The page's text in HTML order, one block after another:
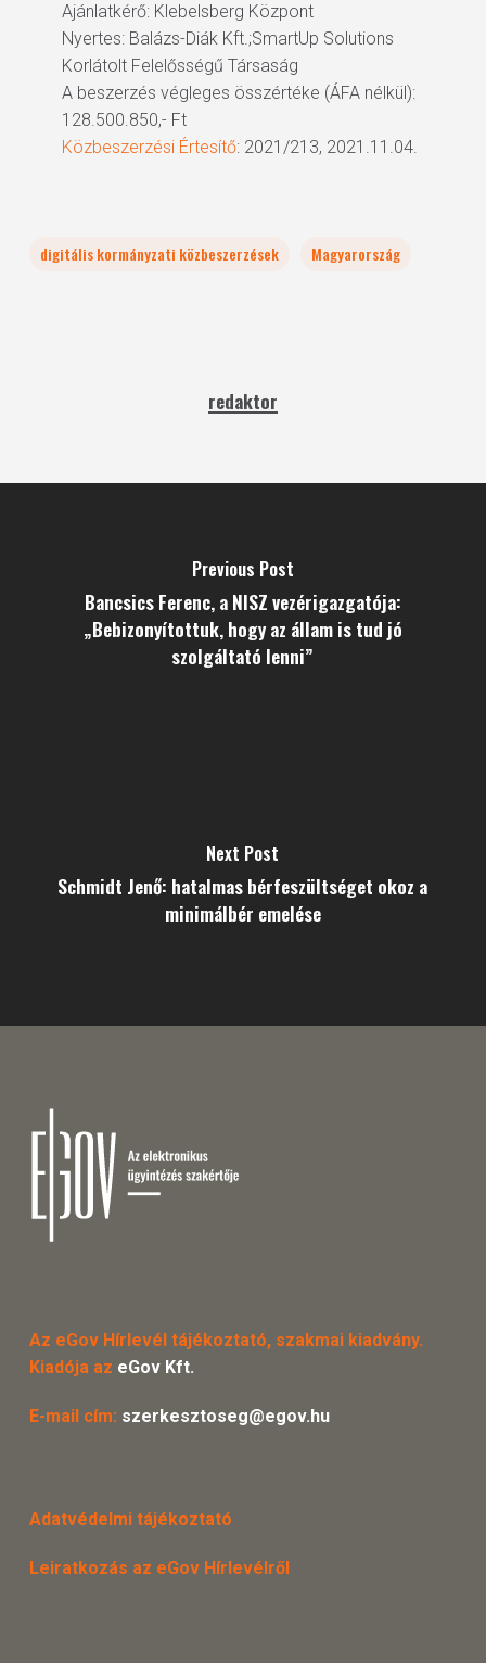
Ajánlatkérő: Klebelsberg Központ
Nyertes: Balázs-Diák Kft.;SmartUp Solutions
Korlátolt Felelősségű Társaság
A beszerzés végleges összértéke (ÁFA nélkül):
128.500.850,- Ft
Közbeszerzési Értesítő: 2021/213, 2021.11.04.
digitális kormányzati közbeszerzések Magyarország
redaktor
Previous Post
Bancsics Ferenc, a NISZ vezérigazgatója:
„Bebizonyítottuk, hogy az állam is tud jó
szolgáltató lenni”
Next Post
Schmidt Jenő: hatalmas bérfeszültséget okoz a
minimálbér emelése
Az eGov Hírlevél tájékoztató, szakmai kiadvány.
Kiadója az eGov Kft.
E-mail cím: szerkesztoseg@egov.hu
Adatvédelmi tájékoztató
Leiratkozás az eGov Hírlevélről